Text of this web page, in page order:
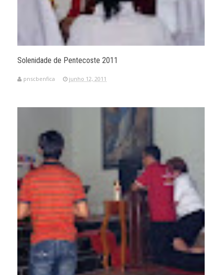
Solenidade de Pentecoste 2011
pnscbenfica junho 12, 2011